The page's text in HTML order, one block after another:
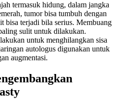
termasuk hidung, dalam jangka
tumor bisa tumbuh dengan
bisa terjadi bila serius. Membuang
sulit untuk dilakukan.
untuk menghilangkan sisa
autologus digunakan untuk
augmentasi.